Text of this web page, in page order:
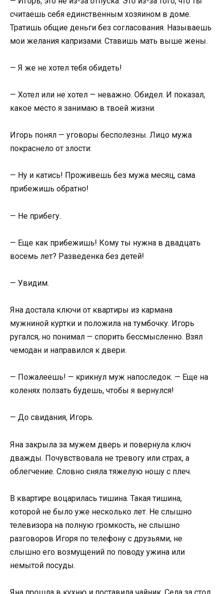
считаешь себя единственным хозяином в доме.
Тратишь общие деньги без согласования. Называешь
мои желания капризами. Ставишь мать выше жены.
— Я же не хотел тебя обидеть!
— Хотел или не хотел — неважно. Обидел. И показал,
какое место я занимаю в твоей жизни.
Игорь понял — уговоры бесполезны. Лицо мужа
покраснело от злости:
— Ну и катись! Проживешь без мужа месяц, сама
прибежишь обратно!
— Не прибегу.
— Еще как прибежишь! Кому ты нужна в двадцать
восемь лет? Разведенка без детей!
— Увидим.
Яна достала ключи от квартиры из кармана
мужниной куртки и положила на тумбочку. Игорь
ругался, но понимал — спорить бессмысленно. Взял
чемодан и направился к двери.
— Пожалеешь! — крикнул муж напоследок. — Еще на
коленях ползать будешь, чтобы я вернулся!
— До свидания, Игорь.
Яна закрыла за мужем дверь и повернула ключ
дважды. Почувствовала не тревогу или страх, а
облегчение. Словно сняла тяжелую ношу с плеч.
В квартире воцарилась тишина. Такая тишина,
которой не было уже несколько лет. Не слышно
телевизора на полную громкость, не слышно
разговоров Игоря по телефону с друзьями, не
слышно его возмущений по поводу ужина или
немытой посуды.